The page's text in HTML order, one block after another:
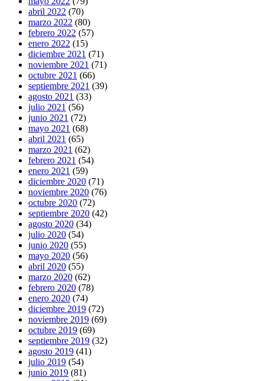
abril 2022 (70)
marzo 2022 (80)
febrero 2022 (57)
enero 2022 (15)
diciembre 2021 (71)
noviembre 2021 (71)
octubre 2021 (66)
septiembre 2021 (39)
agosto 2021 (33)
julio 2021 (56)
junio 2021 (72)
mayo 2021 (68)
abril 2021 (65)
marzo 2021 (62)
febrero 2021 (54)
enero 2021 (59)
diciembre 2020 (71)
noviembre 2020 (76)
octubre 2020 (72)
septiembre 2020 (42)
agosto 2020 (34)
julio 2020 (54)
junio 2020 (55)
mayo 2020 (56)
abril 2020 (55)
marzo 2020 (62)
febrero 2020 (78)
enero 2020 (74)
diciembre 2019 (72)
noviembre 2019 (69)
octubre 2019 (69)
septiembre 2019 (32)
agosto 2019 (41)
julio 2019 (54)
junio 2019 (81)